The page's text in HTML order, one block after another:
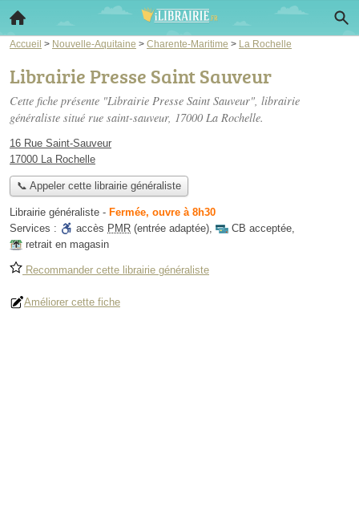
Accueil > Nouvelle-Aquitaine > Charente-Maritime > La Rochelle
Librairie Presse Saint Sauveur
Cette fiche présente "Librairie Presse Saint Sauveur", librairie
généraliste situé rue saint-sauveur, 17000 La Rochelle.
16 Rue Saint-Sauveur
17000 La Rochelle
📞 Appeler cette librairie généraliste
Librairie généraliste - Fermée, ouvre à 8h30
Services :
accès PMR (entrée adaptée), CB acceptée,
retrait en magasin
Recommander cette librairie généraliste
Améliorer cette fiche